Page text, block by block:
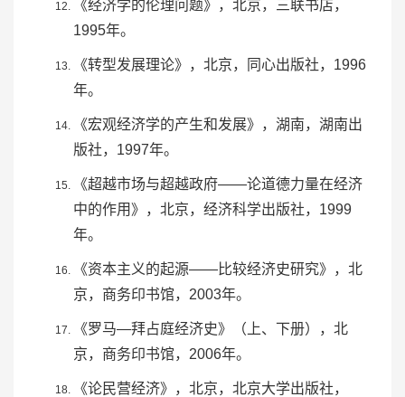
《经济学的伦理问题》，北京， 三联书店，
1995年。
《转型发展理论》，北京， 同心出版社，1996
年。
《宏观经济学的产生和发展》，湖南，湖南出
版社，1997年。
《超越市场与超越政府——论道德力量在经济
中的作用》，北京，经济科学出版社，1999
年。
《资本主义的起源——比较经济史研究》，北
京，商务印书馆，2003年。
《罗马—拜占庭经济史》（上、下册），北
京，商务印书馆，2006年。
《论民营经济》，北京， 北京大学出版社，